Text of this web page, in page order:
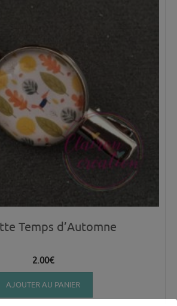
Temps d’Automne
2.00€
AJOUTER AU PANIER